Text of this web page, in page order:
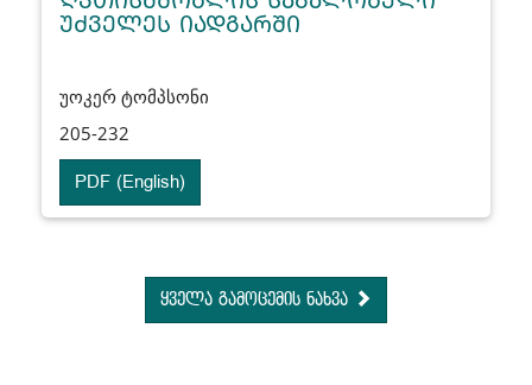
ᲣᲫᲕᲔᲚᲔᲡ ᲘᲐᲓᲒᲐᲠᲨᲘ
უოკერ ტომპსონი
205-232
PDF (English)
ყველა გამოცემის ნახვა